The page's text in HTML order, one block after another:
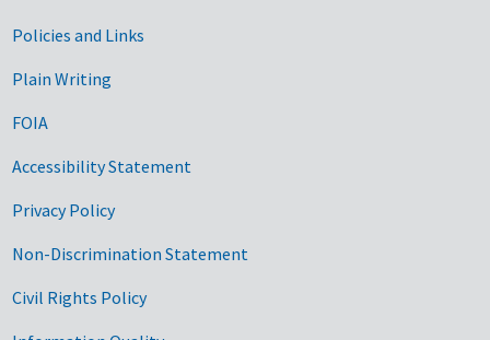
Government Links
Policies and Links
Plain Writing
FOIA
Accessibility Statement
Privacy Policy
Non-Discrimination Statement
Civil Rights Policy